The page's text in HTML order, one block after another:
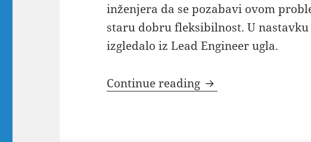
inženjera da se pozabavi ovom
staru dobru fleksibilnost. U
izgledalo iz Lead Engineer ugla.
Continue reading Iz ugla Lead